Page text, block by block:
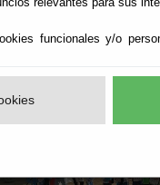
funcionales y/o